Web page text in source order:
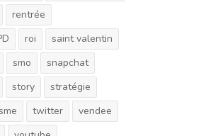
rentrée
roi
saint valentin
smo
snapchat
story
stratégie
twitter
vendee